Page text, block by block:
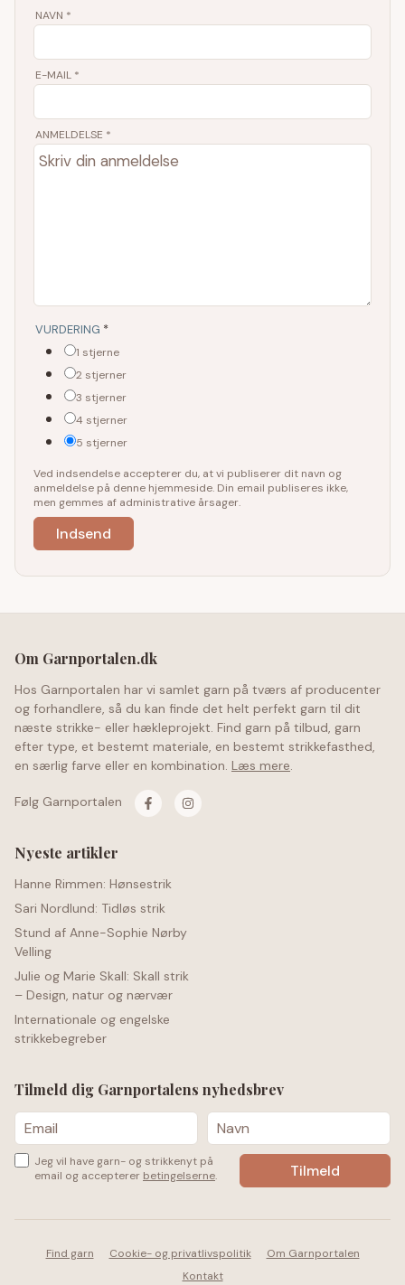
NAVN *
E-MAIL *
ANMELDELSE *
VURDERING *
1 stjerne
2 stjerner
3 stjerner
4 stjerner
5 stjerner
Ved indsendelse accepterer du, at vi publiserer dit navn og
anmeldelse på denne hjemmeside. Din email publiseres ikke,
men gemmes af administrative årsager.
Om Garnportalen.dk
Hos Garnportalen har vi samlet garn på tværs af producenter
og forhandlere, så du kan finde det helt perfekt garn til dit
næste strikke- eller hækleprojekt. Find garn på tilbud, garn
efter type, et bestemt materiale, en bestemt strikkefasthed,
en særlig farve eller en kombination. Læs mere.
Følg Garnportalen
Nyeste artikler
Hanne Rimmen: Hønsestrik
Sari Nordlund: Tidløs strik
Stund af Anne-Sophie Nørby
Velling
Julie og Marie Skall: Skall strik
– Design, natur og nærvær
Internationale og engelske
strikkebegreber
Tilmeld dig Garnportalens nyhedsbrev
Jeg vil have garn- og strikkenyt på
email og accepterer betingelserne.
Find garn Cookie- og privatlivspolitik
Om Garnportalen
Kontakt